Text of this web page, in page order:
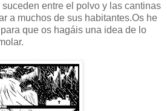
entre el polvo y las cantinas
a muchos de sus habitantes.Os he
que os hagáis una idea de lo